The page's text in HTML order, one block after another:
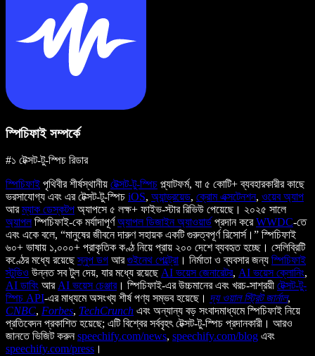
স্পিচিফাই সম্পর্কে
#১ টেক্সট-টু-স্পিচ রিডার
স্পিচিফাই পৃথিবীর শীর্ষস্থানীয় টেক্সট-টু-স্পিচ প্ল্যাটফর্ম, যা ৫ কোটি+ ব্যবহারকারীর কাছে
ভরসাযোগ্য এবং এর টেক্সট-টু-স্পিচ iOS, অ্যান্ড্রয়েড, ক্রোম এক্সটেনশন, ওয়েব অ্যাপ
আরম্যাক ডেস্কটপ অ্যাপসে ৫ লক্ষ+ ফাইভ-স্টার রিভিউ পেয়েছে। ২০২৫ সালে
অ্যাপলস্পিচিফাই-কে মর্যাদাপূর্ণঅ্যাপল ডিজাইন অ্যাওয়ার্ড প্রদান করেWWDC-তে
এবং একে বলে, “মানুষের জীবনে দারুণ সহায়ক একটি গুরুত্বপূর্ণ রিসোর্স।” স্পিচিফাই
৬০+ ভাষায় ১,০০০+ প্রাকৃতিক কণ্ঠ নিয়ে প্রায় ২০০ দেশে ব্যবহৃত হচ্ছে। সেলিব্রিটি
কণ্ঠের মধ্যে রয়েছেস্নুপ ডগ আরগুইনেথ পেল্ট্রো । নির্মাতা ও ব্যবসার জন্য স্পিচিফাই
স্টুডিও উন্নত সব টুল দেয়, যার মধ্যে রয়েছে AI ভয়েস জেনারেটর, AI ভয়েস ক্লোনিং,
AI ডাবিং আর AI ভয়েস চেঞ্জার। স্পিচিফাই-এর উচ্চমানের এবং খরচ-সাশ্রয়ী টেক্সট-টু-
স্পিচ API-এর মাধ্যমে অসংখ্য শীর্ষ পণ্য সম্ভব হয়েছে। দ্য ওয়াল স্ট্রিট জার্নাল,
CNBC, Forbes, TechCrunch এবং অন্যান্য বড় সংবাদমাধ্যমে স্পিচিফাই নিয়ে
প্রতিবেদন প্রকাশিত হয়েছে; এটি বিশ্বের সর্ববৃহৎ টেক্সট-টু-স্পিচ প্রদানকারী। আরও
জানতে ভিজিট করুনspeechify.com/news, speechify.com/blog এবং
speechify.com/press ।